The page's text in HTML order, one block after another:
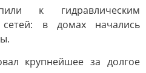
к гидравлическим
в домах начались
крупнейшее за долгое